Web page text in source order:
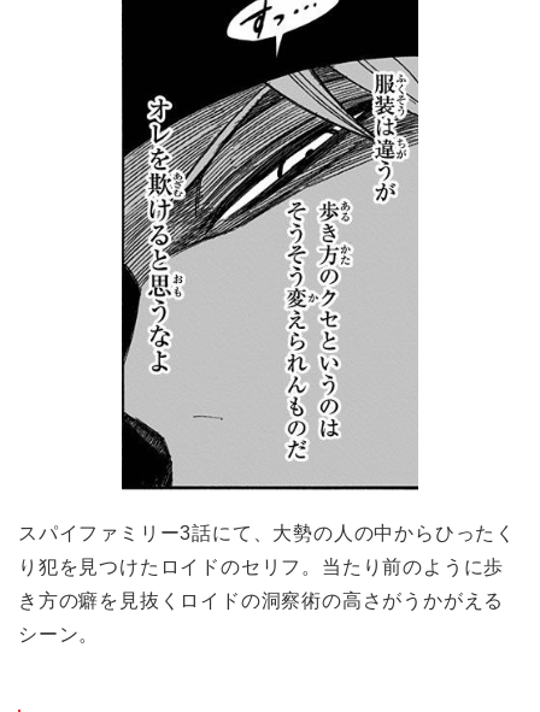
スパイファミリー3話にて、大勢の人の中からひったく
り犯を見つけたロイドのセリフ。当たり前のように歩
き方の癖を見抜くロイドの洞察術の高さがうかがえる
シーン。